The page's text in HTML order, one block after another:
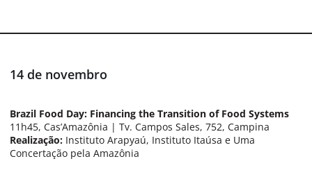
14 de novembro
Brazil Food Day: Financing the Transition of Food Systems
11h45, Cas’Amazônia | Tv. Campos Sales, 752, Campina
Realização: Instituto Arapyaú, Instituto Itaúsa e Uma
Concertação pela Amazônia